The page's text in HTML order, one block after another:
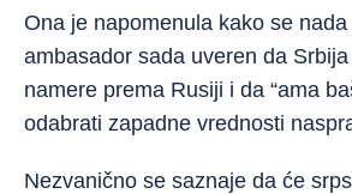
Ona je napomenula kako se
ambasador sada uveren da
namere prema Rusiji i da “ama
odabrati zapadne vrednosti
Nezvanično se saznaje da će